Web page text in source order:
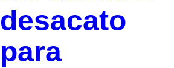
desacato
para